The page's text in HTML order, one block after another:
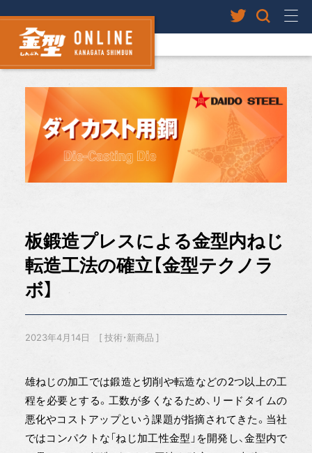
板鍛造プレスによる金型内ねじ
転造工法の確立【金型テクノラ
ボ】
2023年4月14日 技術・新商品
雄ねじの加工では鍛造と切削や転造などの2つ以上の工
程を必要とする。工数が多くなるため、リードタイムの
悪化やコストアップという課題が指摘されてきた。当社
ではコンパクトな「ねじ加工性金型」を開発し、金型内で